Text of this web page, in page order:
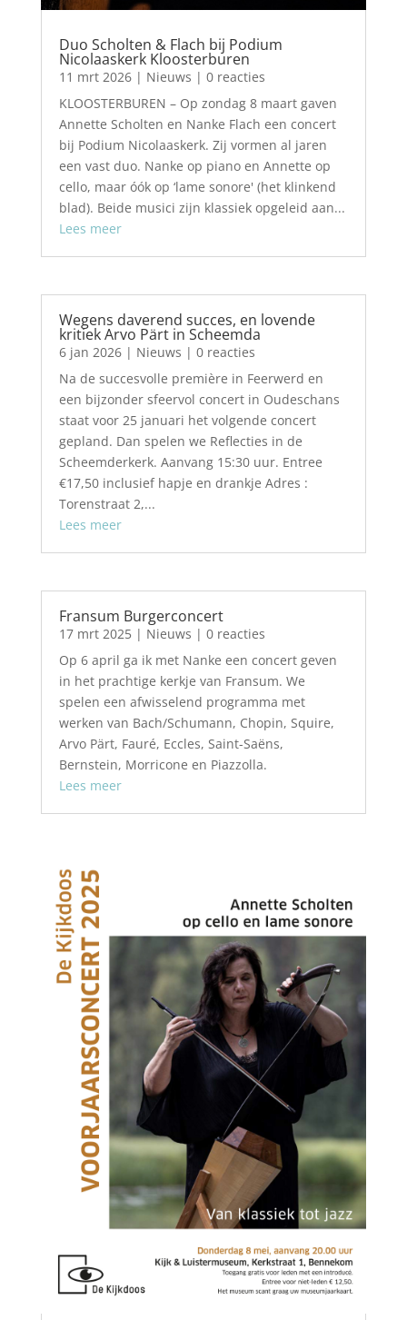
Duo Scholten & Flach bij Podium
Nicolaaskerk Kloosterburen
11 mrt 2026| Nieuws | 0 reacties
KLOOSTERBUREN – Op zondag 8 maart gaven
Annette Scholten en Nanke Flach een concert
bij Podium Nicolaaskerk. Zij vormen al jaren
een vast duo. Nanke op piano en Annette op
cello, maar óók op ‘lame sonore' (het klinkend
blad). Beide musici zijn klassiek opgeleid aan...
Lees meer
Wegens daverend succes, en lovende
kritiek Arvo Pärt in Scheemda
6 jan 2026| Nieuws | 0 reacties
Na de succesvolle première in Feerwerd en
een bijzonder sfeervol concert in Oudeschans
staat voor 25 januari het volgende concert
gepland. Dan spelen we Reflecties in de
Scheemderkerk. Aanvang 15:30 uur. Entree
€17,50 inclusief hapje en drankje Adres :
Torenstraat 2,...
Lees meer
Fransum Burgerconcert
17 mrt 2025| Nieuws | 0 reacties
Op 6 april ga ik met Nanke een concert geven
in het prachtige kerkje van Fransum. We
spelen een afwisselend programma met
werken van Bach/Schumann, Chopin, Squire,
Arvo Pärt, Fauré, Eccles, Saint-Saëns,
Bernstein, Morricone en Piazzolla.
Lees meer